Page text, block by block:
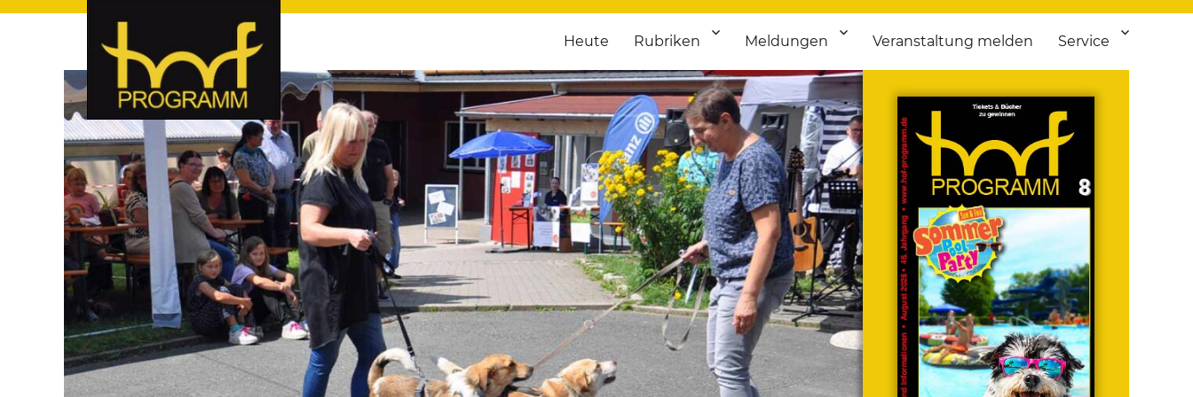
hof-programm – das Veranstaltungsportal für Hochfranken
hof-programm – das Veranstaltungsportal für Hof und Hochfranken. Täglich aktuelle Termine von Kultur bis Sport, von Theater bis Flohmarkt.
Heute Rubriken Meldungen Veranstaltung melden Service